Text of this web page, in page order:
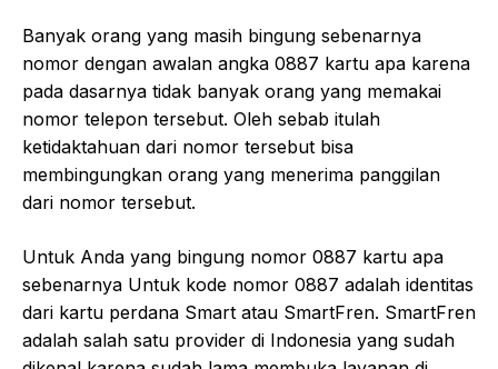
Banyak orang yang masih bingung sebenarnya
nomor dengan awalan angka 0887 kartu apa karena
pada dasarnya tidak banyak orang yang memakai
nomor telepon tersebut. Oleh sebab itulah
ketidaktahuan dari nomor tersebut bisa
membingungkan orang yang menerima panggilan
dari nomor tersebut.
Untuk Anda yang bingung nomor 0887 kartu apa
sebenarnya Untuk kode nomor 0887 adalah identitas
dari kartu perdana Smart atau SmartFren. SmartFren
adalah salah satu provider di Indonesia yang sudah